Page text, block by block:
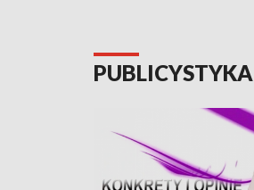
PUBLICYSTYKA